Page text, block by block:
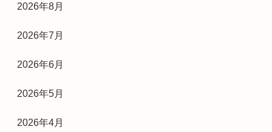
2026年8月
2026年7月
2026年6月
2026年5月
2026年4月